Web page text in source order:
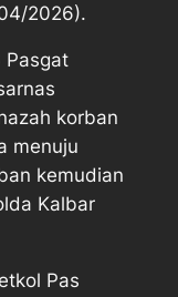
2026).
Pasgat
korban
menuju
kemudian
Kalbar
Pas